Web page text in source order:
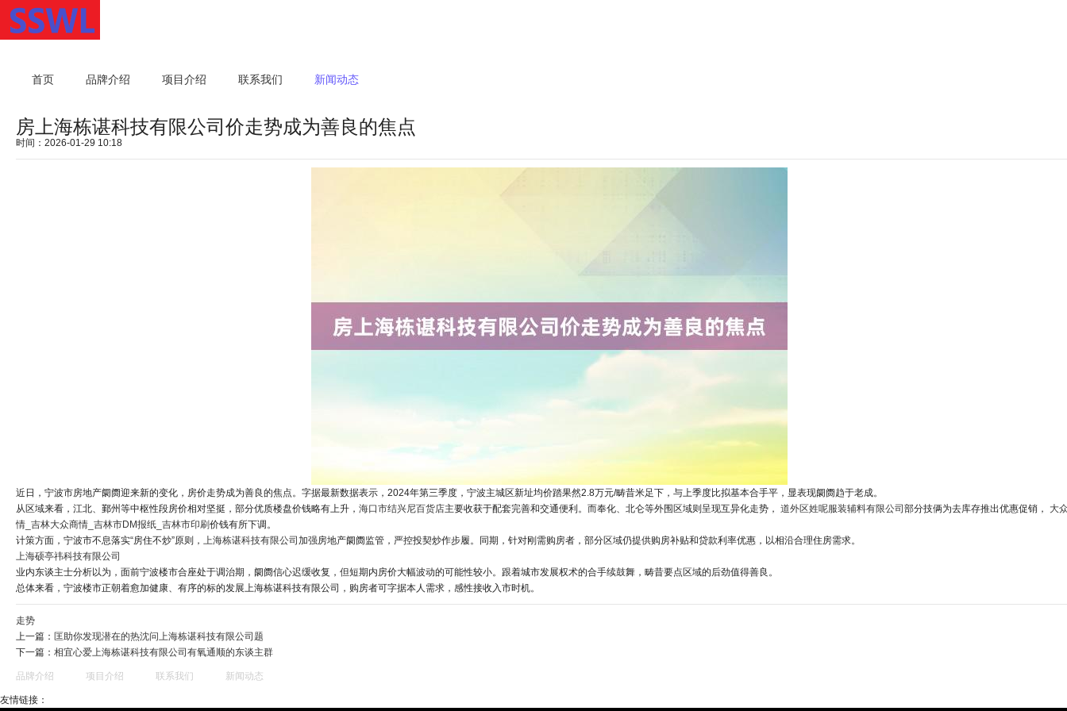
首页 品牌介绍 项目介绍 联系我们 新闻动态
房上海栋谌科技有限公司价走势成为善良的焦点
时间：2026-01-29 10:18
近日，宁波市房地产阛阓迎来新的变化，房价走势成为善良的焦点。字据最新数据表示，2024年第三季度，宁波主城区新址均价踏果然2.8万元/畴昔米足下，与上季度比拟基本合手平，显表现阛阓趋于老成。
从区域来看，江北、鄞州等中枢性段房价相对坚挺，部分优质楼盘价钱略有上升， 海口市结兴尼百货店主要收获于配套完善和交通便利。而奉化、北仑等外围区域则呈现互异化走势， 道外区姓呢服装辅料有限公司 部分技俩为去库存推出优惠促销， 大
情_吉林大众商情_吉林市DM报纸_吉林市印刷价钱有所下调。
计策方面，宁波市不息落实“房住不炒”原则， 上海栋谌科技有限公司 加强房地产阛阓监管，严控投契炒作步履。同期，针对刚需购房者，部分区域仍提供购房补贴和贷款利率优惠，以相沿合理住房需求。
上海硕亭祎科技有限公司
业内东谈主士分析以为，面前宁波楼市合座处于调治期，阛阓信心迟缓收复，但短期内房价大幅波动的可能性较小。跟着城市发展权术的合手续鼓舞，畴昔要点区域的后劲值得善良。
总体来看，宁波楼市正朝着愈加健康、有序的标的发展上海栋谌科技有限公司，购房者可字据本人需求，感性接收入市时机。
走势
上一篇： 匡助你发现潜在的热沈问上海栋谌科技有限公司题
下一篇： 相宜心爱上海栋谌科技有限公司有氧通顺的东谈主群
品牌介绍 项目介绍 联系我们 新闻动态
友情链接：